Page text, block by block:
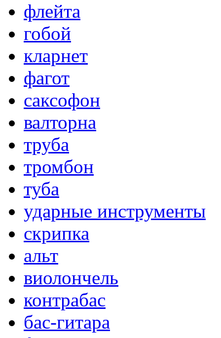
флейта
гобой
кларнет
фагот
саксофон
валторна
труба
тромбон
туба
ударные инструменты
скрипка
альт
виолончель
контрабас
бас-гитара